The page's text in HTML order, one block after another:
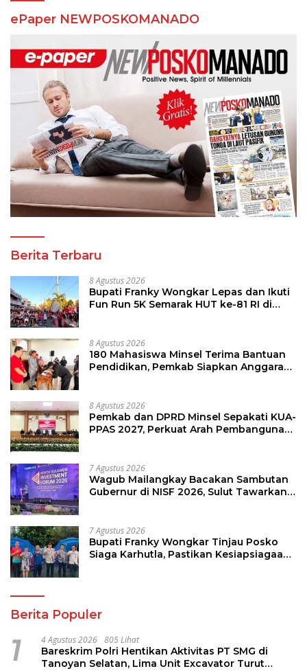
ePaper NEWPOSKOMANADO
Berita Terbaru
8 Agustus 2026
Bupati Franky Wongkar Lepas dan Ikuti
Fun Run 5K Semarak HUT ke-81 RI di
8 Agustus 2026
180 Mahasiswa Minsel Terima Bantuan
Pendidikan, Pemkab Siapkan Anggaran
8 Agustus 2026
Pemkab dan DPRD Minsel Sepakati KUA-
PPAS 2027, Perkuat Arah Pembangunan
7 Agustus 2026
Wagub Mailangkay Bacakan Sambutan
Gubernur di NISF 2026, Sulut Tawarkan
7 Agustus 2026
Bupati Franky Wongkar Tinjau Posko
Siaga Karhutla, Pastikan Kesiapsiagaan
Berita Populer
1 4 Agustus 2026 805 Lihat
Bareskrim Polri Hentikan Aktivitas PT SMG di
Tanoyan Selatan, Lima Unit Excavator Turut